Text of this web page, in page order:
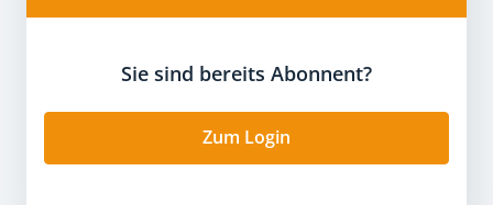
Sie sind bereits Abonnent?
Zum Login